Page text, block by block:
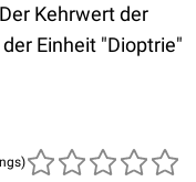
Kehrwert der
Einheit "Dioptrie"